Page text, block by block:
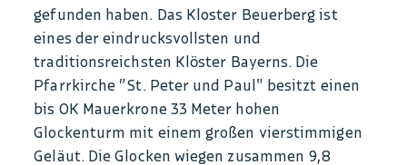
gefunden haben. Das Kloster Beuerberg ist
eines der eindrucksvollsten und
traditionsreichsten Klöster Bayerns. Die
Pfarrkirche ”St. Peter und Paul" besitzt einen
bis OK Mauerkrone 33 Meter hohen
Glockenturm mit einem großen vierstimmigen
Geläut. Die Glocken wiegen zusammen 9,8